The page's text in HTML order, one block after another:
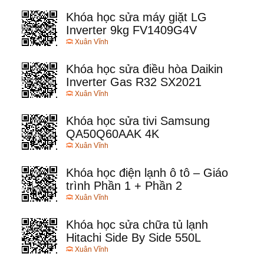
Khóa học sửa máy giặt LG
Inverter 9kg FV1409G4V
Xuân Vĩnh
Khóa học sửa điều hòa Daikin
Inverter Gas R32 SX2021
Xuân Vĩnh
Khóa học sửa tivi Samsung
QA50Q60AAK 4K
Xuân Vĩnh
Khóa học điện lạnh ô tô – Giáo
trình Phần 1 + Phần 2
Xuân Vĩnh
Khóa học sửa chữa tủ lạnh
Hitachi Side By Side 550L
Xuân Vĩnh